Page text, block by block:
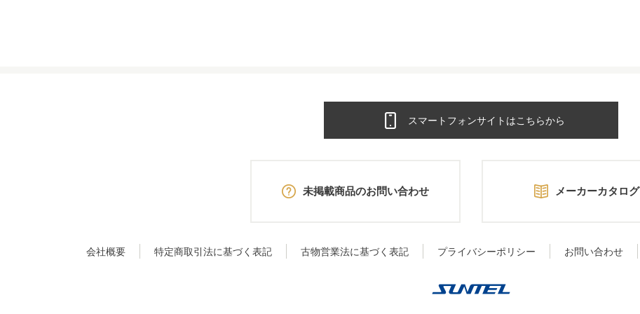
スマートフォンサイトはこちらから
未掲載商品のお問い合わせ メーカーカタログ
会社概要 特定商取引法に基づく表記 古物営業法に基づく表記 プライバシーポリシー お問い合わせ